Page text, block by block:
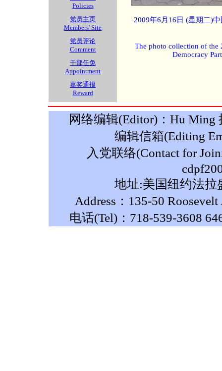
Policies
党员主页
Members' Site
党员评论
Comment
干部任免
Appointment
嘉奖通报
Reward
2009年6月16日 (星期二)
The photo collection of the
Democracy
网络编辑(Editor)：Hu Ming
编辑信箱(Editing
入党联络(Contact for
地址:美国纽约法拉
Address：135-50
电话(Tel)：718-539-3608